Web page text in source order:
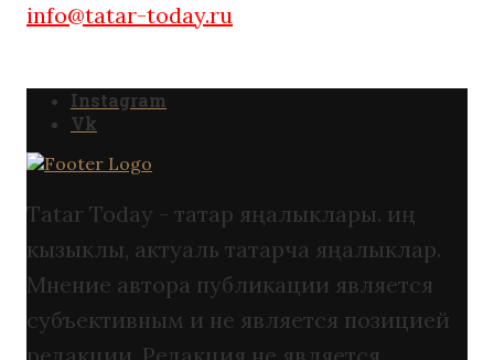
info@tatar-today.ru
Instagram
Vk
Tatar Today - татар яңалыклары. иң
кызыклы, актуаль татарча яңалыклар.
Мнение автора публикации является
субъективным и не является позицией